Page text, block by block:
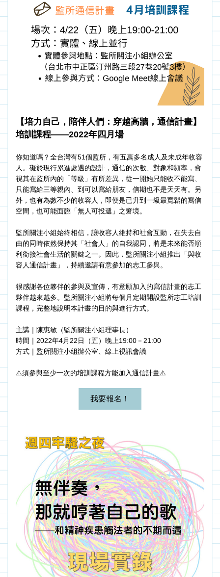
【培力自己，陪伴人們：穿越高牆，通信計畫】
培訓課程——2022年四月場
你知道嗎？全台灣有51個監所，有五萬多名成人及未成年收容
人。礙於現行累進處遇的設計，通信的次數、對象和頻率，會
視其在監所內的「等級」有所差異，從一開始只能收不能寫、
只能寫給三等親內、到可以寫給朋友，信期也不是天天有。另
外，也有為數不少的收容人，即便是已升到一級最寬鬆的寫信
空間，也可能面臨「無人可投遞」之窘境。
監所關注小組始終相信，讓收容人維持和社會互動，在失去自
由的同時依然保持其「社會人」的自我認同，將是未來能否順
利銜接社會生活的關鍵之一。因此，監所關注小組推出「與收
容人通信計畫」，持續邀請有意參加的志工參與。
很感謝各位夥伴的參與及宣傳，有意願加入的寫信計畫的志工
夥伴越來越多。監所關注小組將每個月定期開設監所志工培訓
課程，完整地說明本計畫的目的與進行方式。
主講｜陳惠敏（監所關注小組理事長）
時間｜2022年4月22日（五）晚上19:00－21:00
方式｜ 監所關注小組辦公室、 線上視訊會議
⚠️須參與至少一次的培訓課程方能加入通信計畫⚠️
我要報名！